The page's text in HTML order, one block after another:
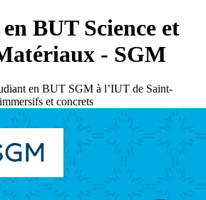
BUT Science et
- SGM
en BUT SGM à l’IUT de Saint-
et concrets